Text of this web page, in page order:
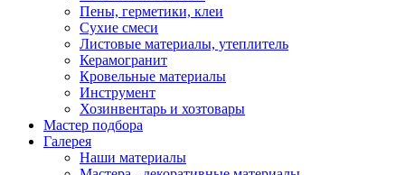
Пены, герметики, клеи
Сухие смеси
Листовые материалы, утеплитель
Керамогранит
Кровельные материалы
Инструмент
Хозинвентарь и хозтовары
Мастер подбора
Галерея
Наши материалы